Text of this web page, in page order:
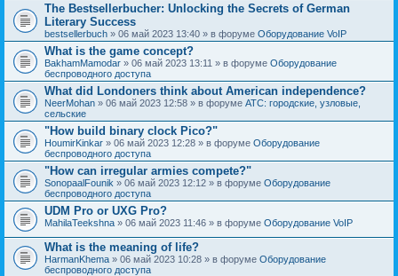
The Bestsellerbucher: Unlocking the Secrets of German
Literary Success
bestsellerbuch » 06 май 2023 13:40 » в форуме Оборудование VoIP
What is the game concept?
BakhamMamodar » 06 май 2023 13:11 » в форуме Оборудование
беспроводного доступа
What did Londoners think about American independence?
NeerMohan » 06 май 2023 12:58 » в форуме АТС: городские, узловые,
сельские
"How build binary clock Pico?"
HoumirKinkar » 06 май 2023 12:28 » в форуме Оборудование
беспроводного доступа
"How can irregular armies compete?"
SonopaalFounik » 06 май 2023 12:12 » в форуме Оборудование
беспроводного доступа
UDM Pro or UXG Pro?
MahilaTeekshna » 06 май 2023 11:46 » в форуме Оборудование VoIP
What is the meaning of life?
HarmanKhema » 06 май 2023 10:28 » в форуме Оборудование
беспроводного доступа